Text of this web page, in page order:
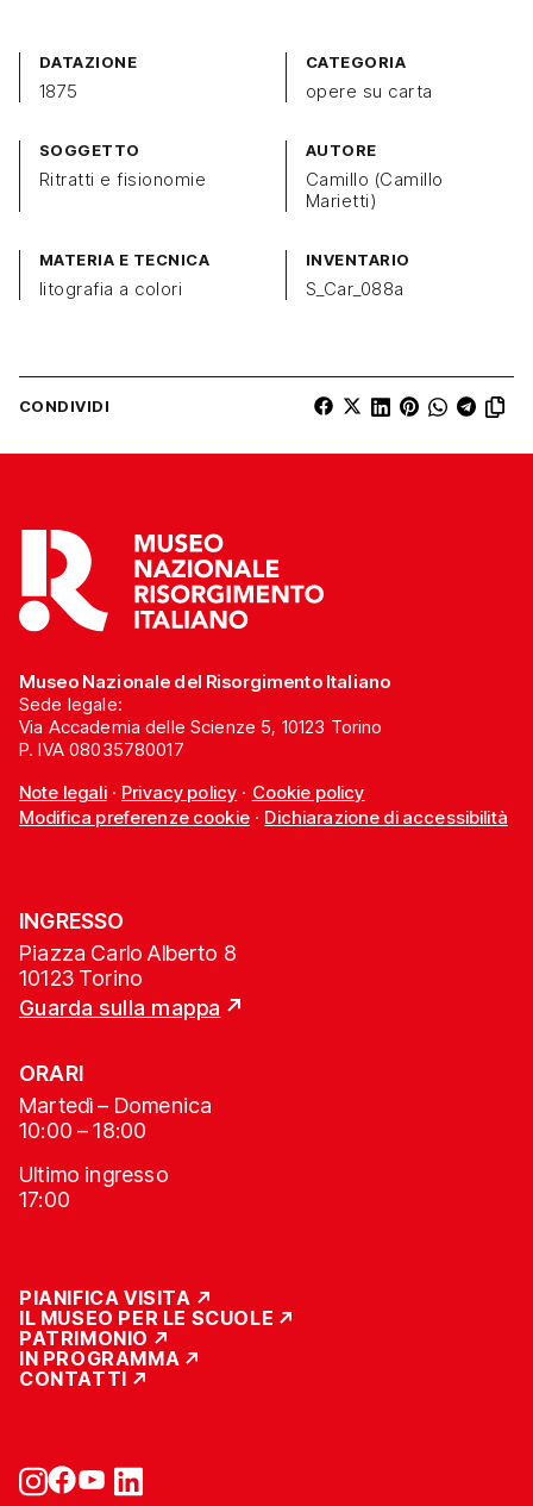
DATAZIONE
1875
CATEGORIA
opere su carta
SOGGETTO
Ritratti e fisionomie
AUTORE
Camillo (Camillo
Marietti)
MATERIA E TECNICA
litografia a colori
INVENTARIO
S_Car_088a
CONDIVIDI
Museo Nazionale del Risorgimento Italiano
Sede legale:
Via Accademia delle Scienze 5, 10123 Torino
P. IVA 08035780017
Note legali· Privacy policy · Cookie policy
Modifica preferenze cookie· Dichiarazione di accessibilità
INGRESSO
Piazza Carlo Alberto 8
10123 Torino
Guarda sulla mappa
ORARI
Martedì – Domenica
10:00 – 18:00
Ultimo ingresso
17:00
PIANIFICA VISITA
IL MUSEO PER LE SCUOLE
PATRIMONIO
IN PROGRAMMA
CONTATTI